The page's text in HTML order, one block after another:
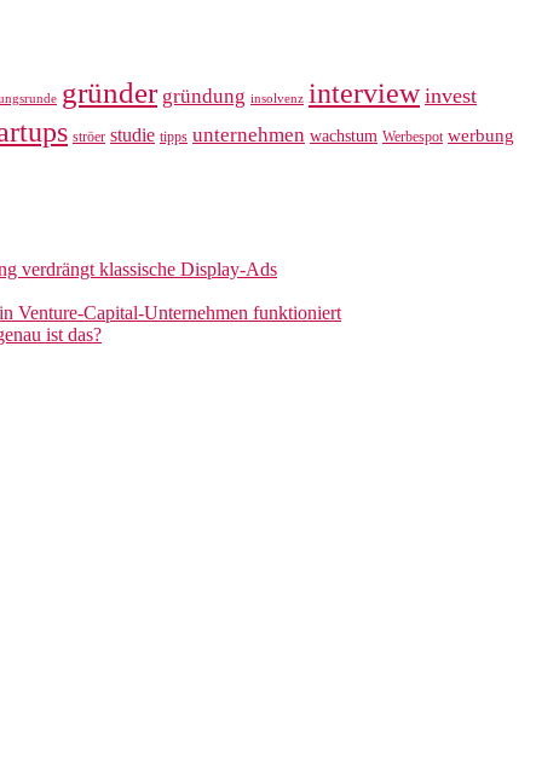
gründer gründung insolvenz interview invest
ströer studie tipps unternehmen wachstum Werbespot werbung
verdrängt klassische Display-Ads
Venture-Capital-Unternehmen funktioniert
ist das?